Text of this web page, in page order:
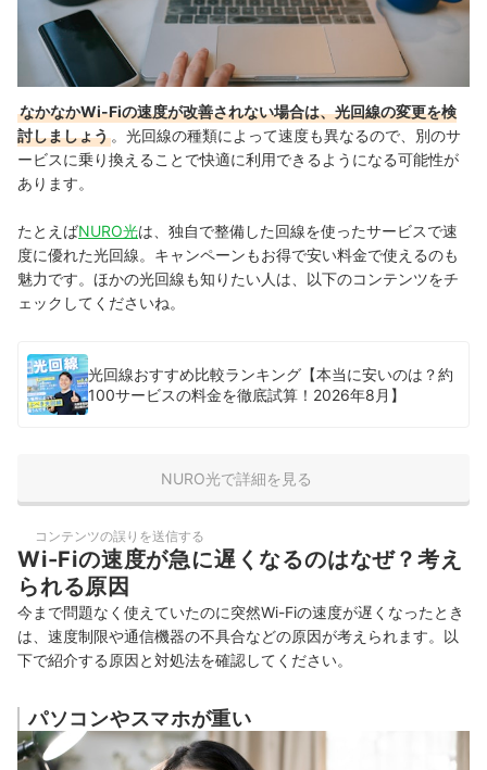
なかなかWi-Fiの速度が改善されない場合は、光回線の変更を検
討しましょう 。光回線の種類によって速度も異なるので、別のサ
ービスに乗り換えることで快適に利用できるようになる可能性が
あります。
たとえばNURO光は、独自で整備した回線を使ったサービスで速
度に優れた光回線。キャンペーンもお得で安い料金で使えるのも
魅力です。ほかの光回線も知りたい人は、以下のコンテンツをチ
ェックしてくださいね。
光回線おすすめ比較ランキング【本当に安いのは？約
100サービスの料金を徹底試算！2026年8月】
NURO光で詳細を見る
コンテンツの誤りを送信する
Wi-Fiの速度が急に遅くなるのはなぜ？考え
られる原因
今まで問題なく使えていたのに突然Wi-Fiの速度が遅くなったとき
は、速度制限や通信機器の不具合などの原因が考えられます。以
下で紹介する原因と対処法を確認してください。
パソコンやスマホが重い